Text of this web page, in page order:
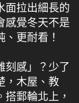
面拉出細長的
感覺冬天不是
更耐看！
刻感」？少了
，木屋、教
郵輪北上，